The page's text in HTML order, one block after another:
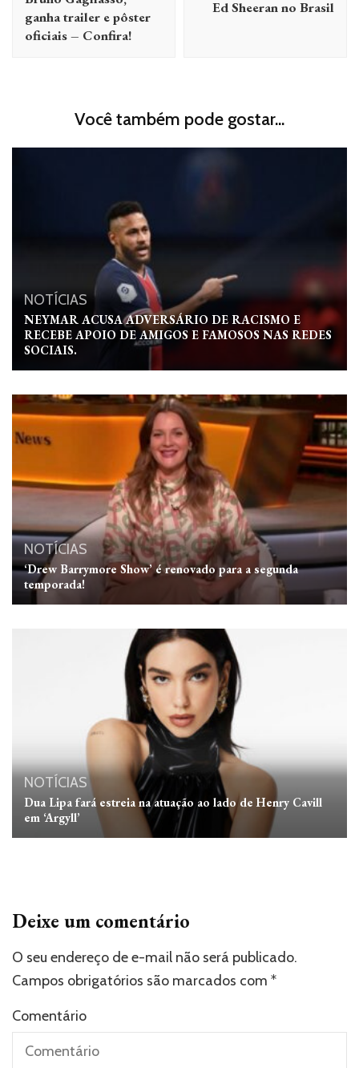
ganha trailer e pôster
oficiais – Confira!
Ed Sheeran no Brasil
Você também pode gostar...
NOTÍCIAS
NEYMAR ACUSA ADVERSÁRIO DE RACISMO E
RECEBE APOIO DE AMIGOS E FAMOSOS NAS REDES
SOCIAIS.
NOTÍCIAS
‘Drew Barrymore Show’ é renovado para a segunda
temporada!
NOTÍCIAS
Dua Lipa fará estreia na atuação ao lado de Henry Cavill
em ‘Argyll’
Deixe um comentário
O seu endereço de e-mail não será publicado.
Campos obrigatórios são marcados com *
Comentário